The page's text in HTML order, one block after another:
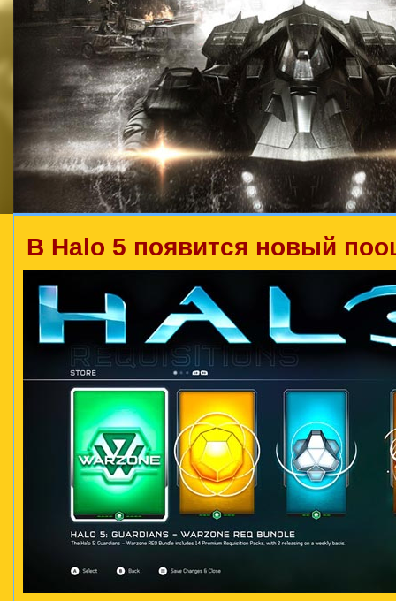
В Halo 5 появится новый